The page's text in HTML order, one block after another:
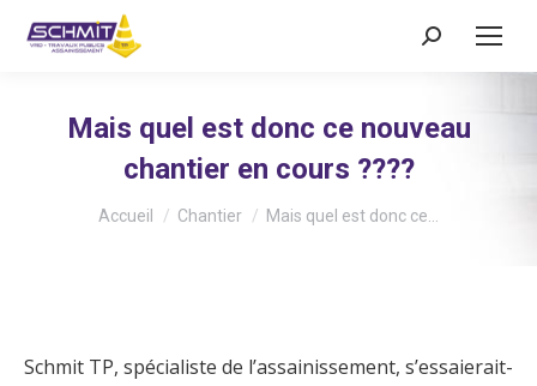
Recherche
Mais quel est donc ce nouveau
chantier en cours ????
Vous êtes ici :
Accueil Chantier Mais quel est donc ce…
Schmit TP, spécialiste de l’assainissement, s’essaierait-